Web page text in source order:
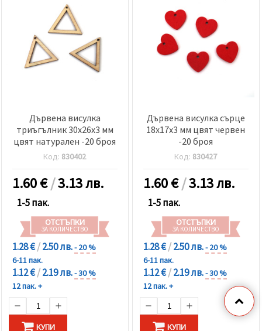
Дървена висулка
триъгълник 30x26x3 мм
цвят натурален -20 броя
Код: 830402
1.60€/3.13 лв.
1-5 пак.
ОТСТЪПКИ
ЗА КОЛИЧЕСТВО
1.28 €/2.50 лв.- 20 %
6-11 пак.
1.12 €/2.19 лв.- 30 %
12 пак. +
КУПИ
Дървена висулка сърце
18x17x3 мм цвят червен
-20 броя
Код: 830427
1.60€/3.13 лв.
1-5 пак.
ОТСТЪПКИ
ЗА КОЛИЧЕСТВО
1.28 €/2.50 лв.- 20 %
6-11 пак.
1.12 €/2.19 лв.- 30 %
12 пак. +
КУПИ